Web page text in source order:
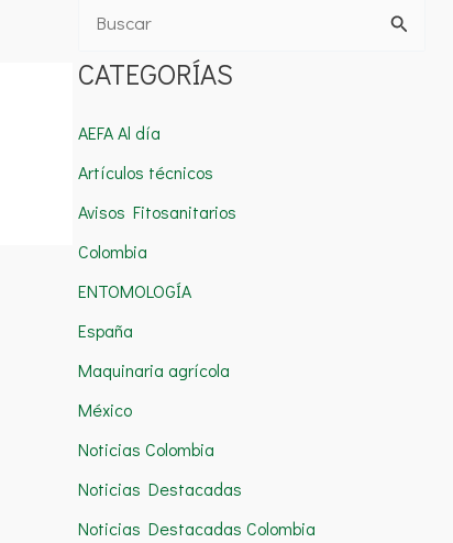
u
c
a
r
:
CATEGORÍAS
AEFA Al día
Artículos técnicos
Avisos Fitosanitarios
Colombia
ENTOMOLOGÍA
España
Maquinaria agrícola
México
Noticias Colombia
Noticias Destacadas
Noticias Destacadas Colombia